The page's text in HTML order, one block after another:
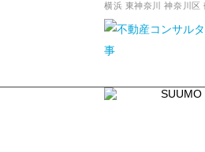
横浜 東神奈川 神奈川区